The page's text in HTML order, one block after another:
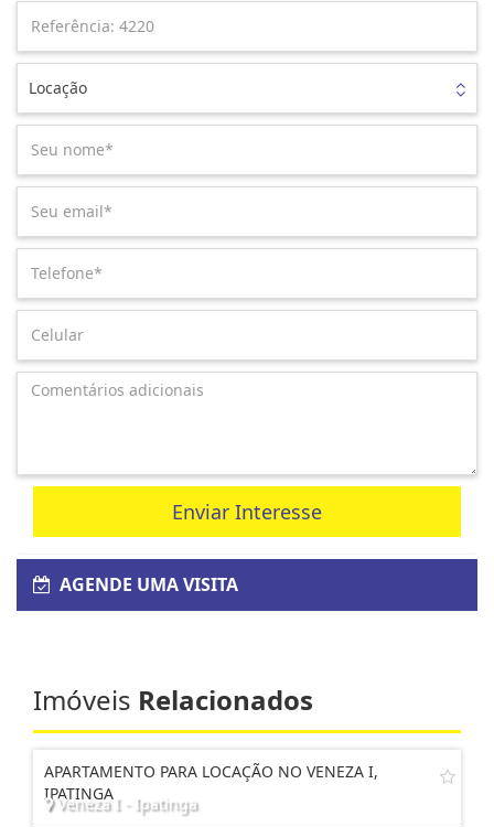
Locação
Enviar Interesse
AGENDE UMA VISITA
Imóveis Relacionados
APARTAMENTO PARA LOCAÇÃO NO VENEZA I,
IPATINGA
Veneza I - Ipatinga